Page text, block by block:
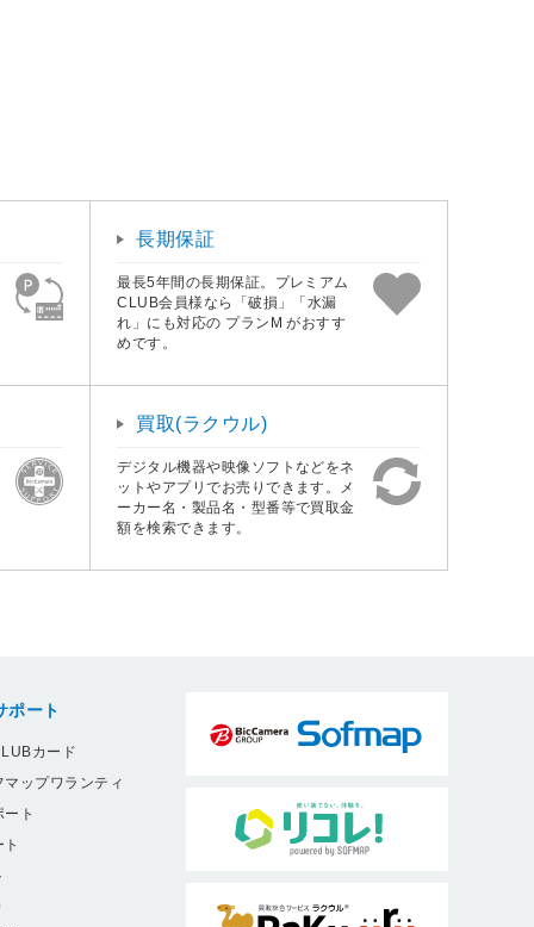
長期保証
最長5年間の長期保証。プレミアム
CLUB会員様なら「破損」「水漏
れ」にも対応の プランM がおすす
めです。
買取(ラクウル)
デジタル機器や映像ソフトなどをネ
ットやアプリでお売りできます。メ
ーカー名・製品名・型番等で買取金
額を検索できます。
ポート
カード
ップワランティ
ト